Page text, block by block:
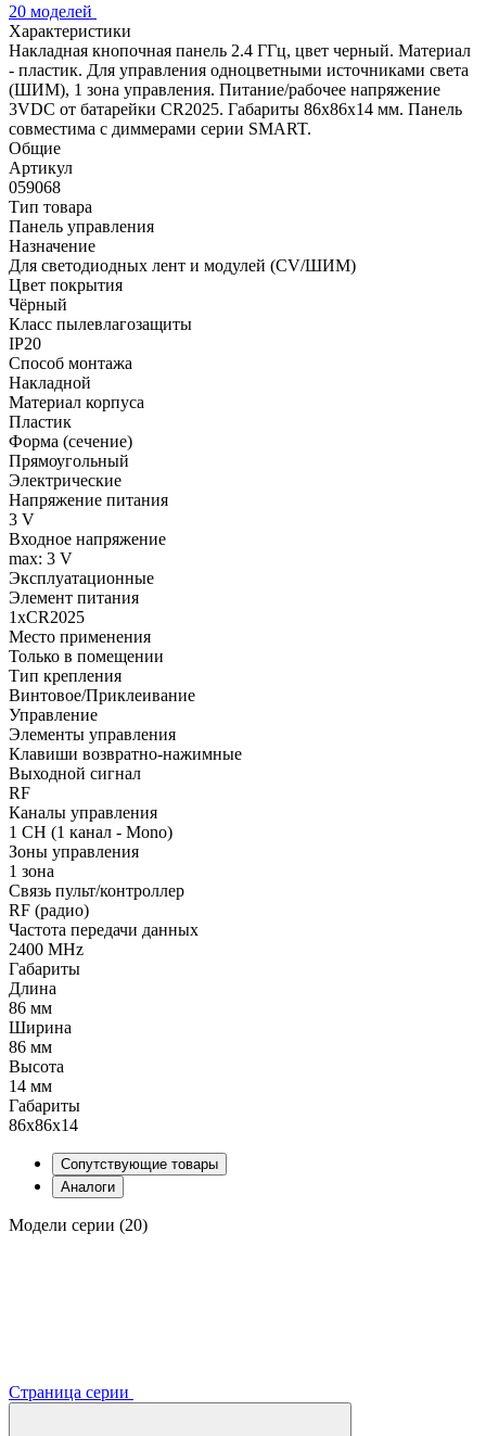
20 моделей
Характеристики
Накладная кнопочная панель 2.4 ГГц, цвет черный. Материал
- пластик. Для управления одноцветными источниками света
(ШИМ), 1 зона управления. Питание/рабочее напряжение
3VDC от батарейки CR2025. Габариты 86х86х14 мм. Панель
совместима с диммерами серии SMART.
Общие
Артикул
059068
Тип товара
Панель управления
Назначение
Для светодиодных лент и модулей (CV/ШИМ)
Цвет покрытия
Чёрный
Класс пылевлагозащиты
IP20
Способ монтажа
Накладной
Материал корпуса
Пластик
Форма (сечение)
Прямоугольный
Электрические
Напряжение питания
3 V
Входное напряжение
max: 3 V
Эксплуатационные
Элемент питания
1xCR2025
Место применения
Только в помещении
Тип крепления
Винтовое/Приклеивание
Управление
Элементы управления
Клавиши возвратно-нажимные
Выходной сигнал
RF
Каналы управления
1 CH (1 канал - Mono)
Зоны управления
1 зона
Связь пульт/контроллер
RF (радио)
Частота передачи данных
2400 MHz
Габариты
Длина
86 мм
Ширина
86 мм
Высота
14 мм
Габариты
86х86х14
Сопутствующие товары
Аналоги
Модели серии (20)
Страница серии